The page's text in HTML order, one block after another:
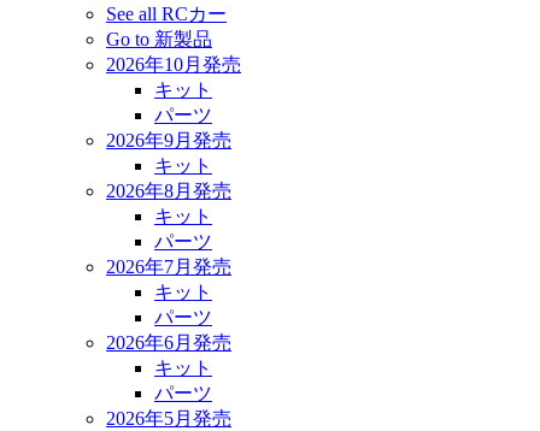
See all RCカー
Go to 新製品
2026年10月発売
キット
パーツ
2026年9月発売
キット
2026年8月発売
キット
パーツ
2026年7月発売
キット
パーツ
2026年6月発売
キット
パーツ
2026年5月発売